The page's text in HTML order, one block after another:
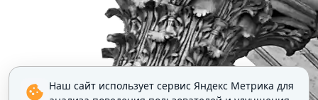
Наш сайт использует сервис Яндекс Метрика для